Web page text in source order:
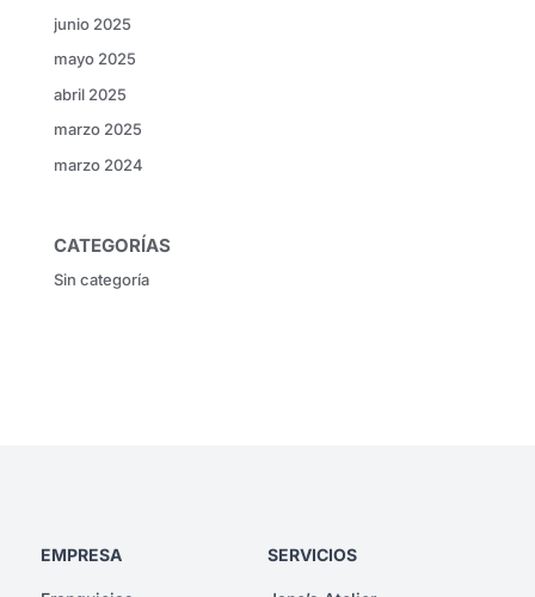
junio 2025
mayo 2025
abril 2025
marzo 2025
marzo 2024
CATEGORÍAS
Sin categoría
EMPRESA SERVICIOS